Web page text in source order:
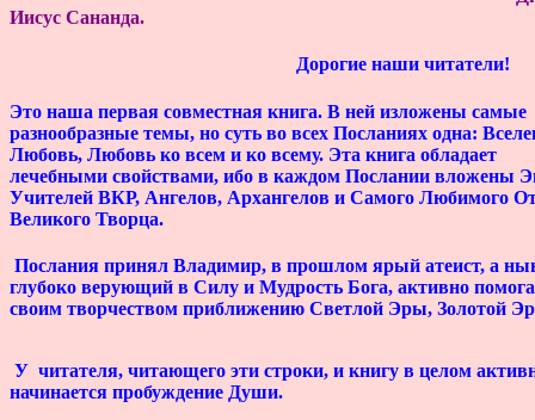
Иисус Сананда.
Дорогие наши читатели!
Это наша первая совместная книга. В ней изложены самые
разнообразные темы, но суть во всех Посланиях одна:
Любовь, Любовь ко всем и ко всему. Эта книга обладает
лечебными свойствами, ибо в каждом Послании вложены
Учителей ВКР, Ангелов, Архангелов и Самого Любимого
Великого Творца.
Послания принял Владимир, в прошлом ярый атеист, а
глубоко верующий в Силу и Мудрость Бога, активно
своим творчеством приближению Светлой Эры,
У читателя, читающего эти строки, и книгу в целом
начинается пробуждение Души.